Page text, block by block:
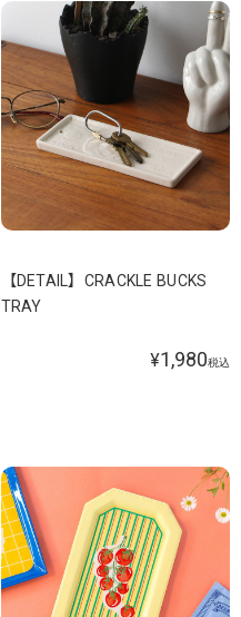
【DETAIL】CRACKLE BUCKS
TRAY
¥1,980税込